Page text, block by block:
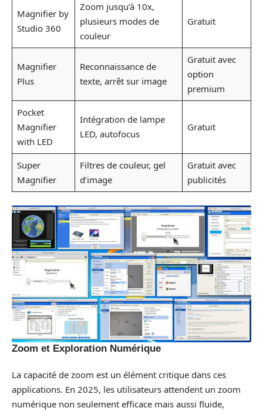
Magnifier by
Studio 360
Zoom jusqu’à 10x,
plusieurs modes de
couleur
Gratuit
Magnifier
Plus
Reconnaissance de
texte, arrêt sur image
Gratuit avec
option
premium
Pocket
Magnifier
with LED
Intégration de lampe
LED, autofocus
Gratuit
Super
Magnifier
Filtres de couleur, gel
d’image
Gratuit avec
publicités
Zoom et Exploration Numérique
La capacité de zoom est un élément critique dans ces
applications. En 2025, les utilisateurs attendent un zoom
numérique non seulement efficace mais aussi fluide,